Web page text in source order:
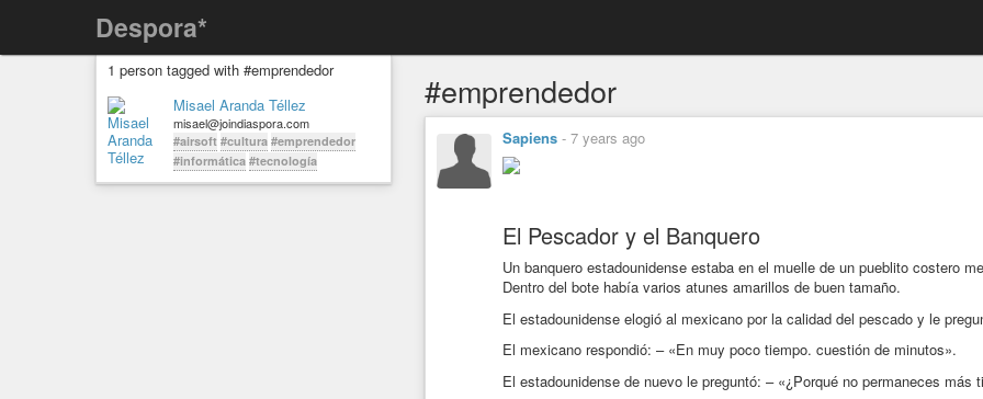
Despora*
1 person tagged with #emprendedor
Misael Aranda Téllez
misael@joindiaspora.com
#airsoft #cultura #emprendedor
#informática #tecnología
#emprendedor
Sapiens - 7 years ago
El Pescador y el Banquero
Un banquero estadounidense estaba en el muelle de un pueblito costero
Dentro del bote había varios atunes amarillos de buen tamaño.
El estadounidense elogió al mexicano por la calidad del pescado y le
El mexicano respondió: – «En muy poco tiempo. cuestión de minutos».
El estadounidense de nuevo le preguntó: – «¿Porqué no permaneces más